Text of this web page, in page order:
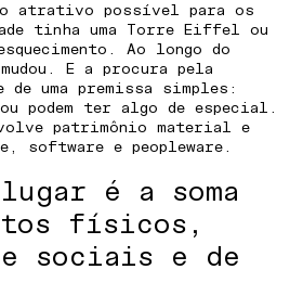
atrativo possível para os
tinha uma Torre Eiffel ou
Ao longo do
E a procura pela
uma premissa simples:
podem ter algo de especial.
patrimônio material e
software e peopleware.
lugar é a soma
físicos,
sociais e de